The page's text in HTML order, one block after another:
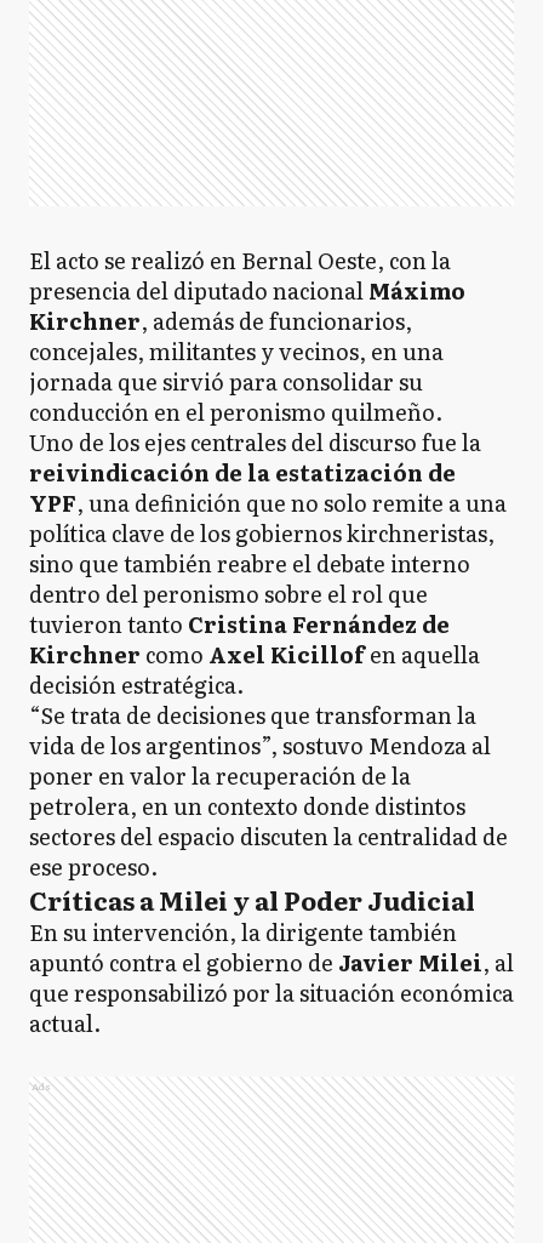
El acto se realizó en Bernal Oeste, con la
presencia del diputado nacionalMáximo
Kirchner, además de funcionarios,
concejales, militantes y vecinos, en una
jornada que sirvió para consolidar su
conducción en el peronismo quilmeño.
Uno de los ejes centrales del discurso fue la
reivindicación de la estatización de
YPF, una definición que no solo remite a una
política clave de los gobiernos kirchneristas,
sino que también reabre el debate interno
dentro del peronismo sobre el rol que
tuvieron tanto Cristina Fernández de
Kirchner como Axel Kicillofen aquella
decisión estratégica.
“Se trata de decisiones que transforman la
vida de los argentinos”, sostuvo Mendoza al
poner en valor la recuperación de la
petrolera, en un contexto donde distintos
sectores del espacio discuten la centralidad de
ese proceso.
Críticas a Milei y al Poder Judicial
En su intervención, la dirigente también
apuntó contra el gobierno de Javier Milei, al
que responsabilizó por la situación económica
actual.
Ads